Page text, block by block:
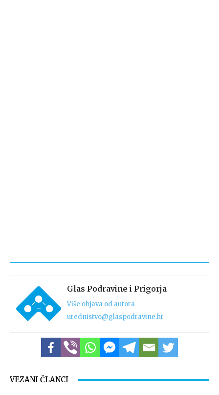
Glas Podravine i Prigorja
Više objava od autora
urednistvo@glaspodravine.hr
VEZANI ČLANCI